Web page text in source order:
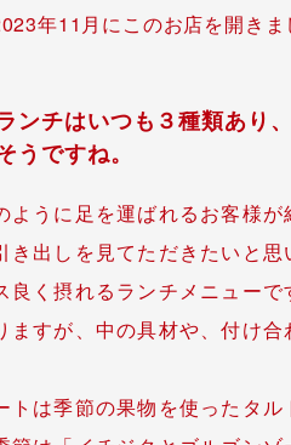
年11月にこのお店を開きま
ンチはいつも３種類あり
うですね。
ように足を運ばれるお客様
き出しを見てただきたいと
良く摂れるランチメニュー
ますが、中の具材や、付け
トは季節の果物を使ったタ